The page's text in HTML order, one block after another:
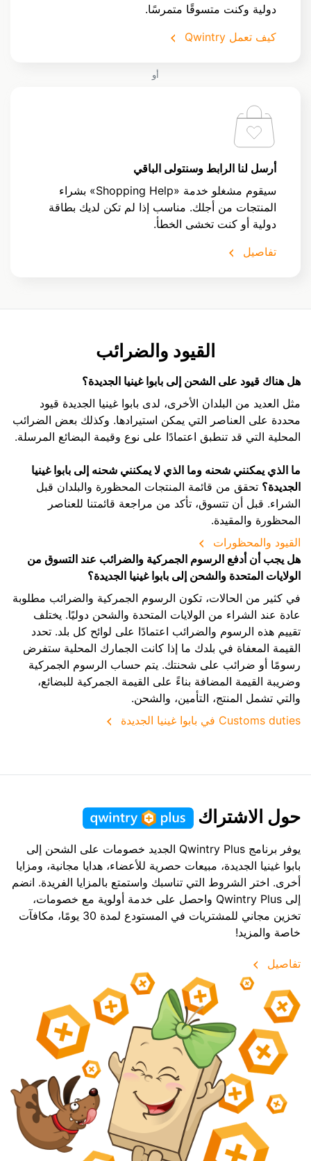
دولية وكنت متسوقًا متمرسًا.
كيف تعمل Qwintry
أو
أرسل لنا الرابط وسنتولى الباقي
سيقوم مشغلو خدمة «Shopping Help» بشراء
المنتجات من أجلك. مناسب إذا لم تكن لديك بطاقة
دولية أو كنت تخشى الخطأ.
تفاصيل
القيود والضرائب
هل هناك قيود على الشحن إلى بابوا غينيا الجديدة؟
مثل العديد من البلدان الأخرى، لدى بابوا غينيا الجديدة قيود
محددة على العناصر التي يمكن استيرادها. وكذلك بعض الضرائب
المحلية التي قد تنطبق اعتمادًا على نوع وقيمة البضائع المرسلة.
ما الذي يمكنني شحنه وما الذي لا يمكنني شحنه إلى بابوا غينيا
الجديدة؟ تحقق من قائمة المنتجات المحظورة والبلدان قبل
الشراء. قبل أن تتسوق، تأكد من مراجعة قائمتنا للعناصر
المحظورة والمقيدة.
القيود والمحظورات
هل يجب أن أدفع الرسوم الجمركية والضرائب عند التسوق من
الولايات المتحدة والشحن إلى بابوا غينيا الجديدة؟
في كثير من الحالات، تكون الرسوم الجمركية والضرائب مطلوبة
عادة عند الشراء من الولايات المتحدة والشحن دوليًا. يختلف
تقييم هذه الرسوم والضرائب اعتمادًا على لوائح كل بلد. تحدد
القيمة المعفاة في بلدك ما إذا كانت الجمارك المحلية ستفرض
رسومًا أو ضرائب على شحنتك. يتم حساب الرسوم الجمركية
وضريبة القيمة المضافة بناءً على القيمة الجمركية للبضائع،
والتي تشمل المنتج، التأمين، والشحن.
Customs duties في بابوا غينيا الجديدة
حول الاشتراك
يوفر برنامج Qwintry Plus الجديد خصومات على الشحن إلى
بابوا غينيا الجديدة، مبيعات حصرية للأعضاء، هدايا مجانية، ومزايا
أخرى. اختر الشروط التي تناسبك واستمتع بالمزايا الفريدة. انضم
إلى Qwintry Plus واحصل على خدمة أولوية مع خصومات،
تخزين مجاني للمشتريات في المستودع لمدة 30 يومًا، مكافآت
خاصة والمزيد!
تفاصيل